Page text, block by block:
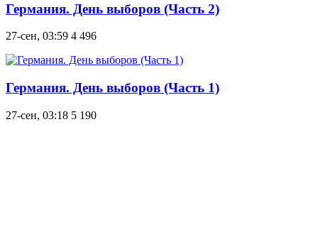
Германия. День выборов (Часть 2)
27-сен, 03:59 4 496
Германия. День выборов (Часть 1)
27-сен, 03:18 5 190